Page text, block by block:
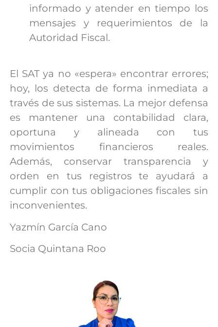
informado y atender en tiempo los
mensajes y requerimientos de la
Autoridad Fiscal.
El SAT ya no «espera» encontrar errores;
hoy, los detecta de forma inmediata a
través de sus sistemas. La mejor defensa
es mantener una contabilidad clara,
oportuna y alineada con tus
movimientos financieros reales.
Además, conservar transparencia y
orden en tus registros te ayudará a
cumplir con tus obligaciones fiscales sin
inconvenientes.
Yazmín García Cano
Socia Quintana Roo